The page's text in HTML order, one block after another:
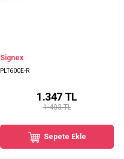
Signex
PLT600E-R
1.403 TL
1.347 TL
Sepete Ekle